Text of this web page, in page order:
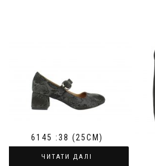
6145 :38 (25СМ)
ЧИТАТИ ДАЛІ